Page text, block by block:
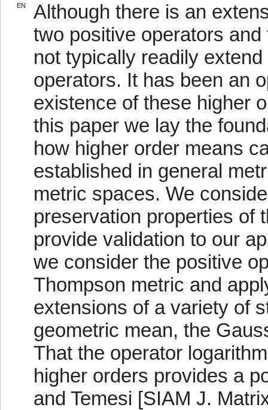
EN
Although there is an
two positive operators
not typically readily
operators. It has been an
existence of these higher
this paper we lay the
how higher order means
established in general
metric spaces. We
preservation properties of
provide validation to our
we consider the positive
Thompson metric and
extensions of a variety of
geometric mean, the
That the operator
higher orders provides a
and Temesi [SIAM J.